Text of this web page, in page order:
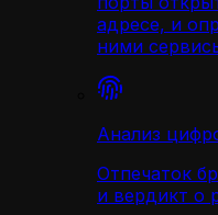
адресе, и
ними
Анализ
Отпечаток
и вердикт о